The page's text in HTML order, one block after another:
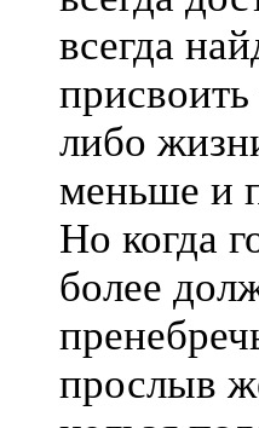
всегда
либо
меньше и
Но когда
более
прослыв